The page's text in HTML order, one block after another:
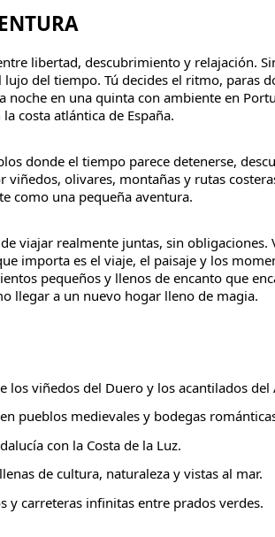
libertad, descubrimiento y relajación.
del tiempo. Tú decides el ritmo, paras
noche en una quinta con ambiente en
costa atlántica de España.
donde el tiempo parece detenerse,
olivares, montañas y rutas
como una pequeña aventura.
viajar realmente juntas, sin
importa es el viaje, el paisaje y los
pequeños y llenos de encanto que
llegar a un nuevo hogar lleno de magia.
los viñedos del Duero y los acantilados del
pueblos medievales y bodegas
con la Costa de la Luz.
de cultura, naturaleza y vistas al mar.
y carreteras infinitas entre prados verdes.